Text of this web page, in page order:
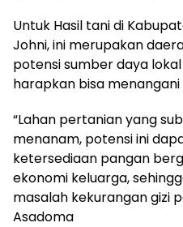
Untuk Hasil tani di
Johni, ini merupakan
potensi sumber daya
harapkan bisa
“Lahan pertanian yang
menanam, potensi ini
ketersediaan pangan
ekonomi keluarga,
masalah kekurangan gizi
Asadoma